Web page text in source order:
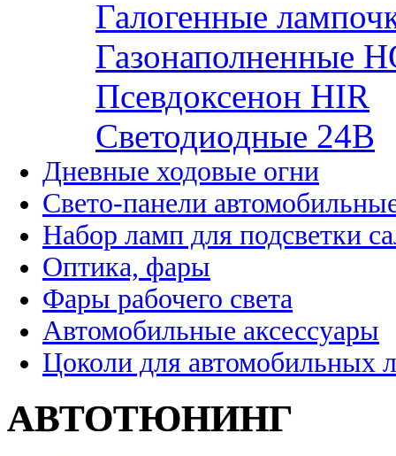
Галогенные
Газонаполненные
Псевдоксенон HIR
Cветодиодные 24B
Дневные ходовые огни
Свето-панели
Набор ламп для подсветки
Оптика, фары
Фары рабочего света
Автомобильные аксессуары
Цоколи для автомобильных
АВТОТЮНИНГ